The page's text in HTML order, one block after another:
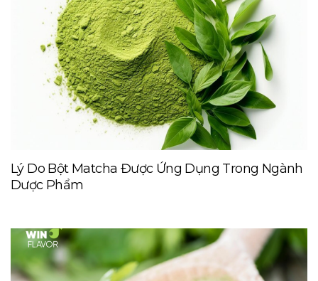
Lý Do Bột Matcha Được Ứng Dụng Trong Ngành
Dược Phẩm